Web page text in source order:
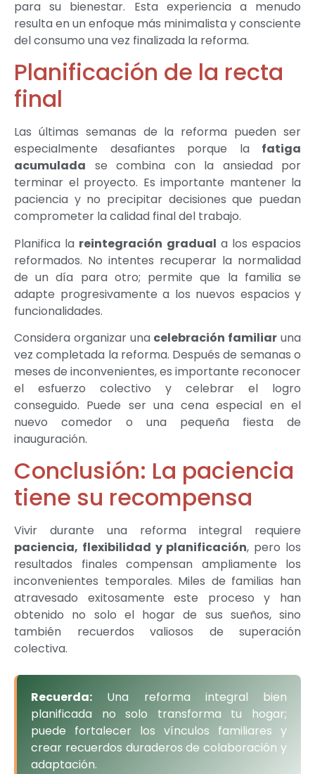
para su bienestar. Esta experiencia a menudo
resulta en un enfoque más minimalista y consciente
del consumo una vez finalizada la reforma.
Planificación de la recta
final
Las últimas semanas de la reforma pueden ser
especialmente desafiantes porque la fatiga
acumulada se combina con la ansiedad por
terminar el proyecto. Es importante mantener la
paciencia y no precipitar decisiones que puedan
comprometer la calidad final del trabajo.
Planifica la reintegración gradual a los espacios
reformados. No intentes recuperar la normalidad
de un día para otro; permite que la familia se
adapte progresivamente a los nuevos espacios y
funcionalidades.
Considera organizar una celebración familiar una
vez completada la reforma. Después de semanas o
meses de inconvenientes, es importante reconocer
el esfuerzo colectivo y celebrar el logro
conseguido. Puede ser una cena especial en el
nuevo comedor o una pequeña fiesta de
inauguración.
Conclusión: La paciencia
tiene su recompensa
Vivir durante una reforma integral requiere
paciencia, flexibilidad y planificación, pero los
resultados finales compensan ampliamente los
inconvenientes temporales. Miles de familias han
atravesado exitosamente este proceso y han
obtenido no solo el hogar de sus sueños, sino
también recuerdos valiosos de superación
colectiva.
Recuerda: Una reforma integral bien
planificada no solo transforma tu hogar;
puede fortalecer los vínculos familiares y
crear recuerdos duraderos de colaboración y
adaptación.